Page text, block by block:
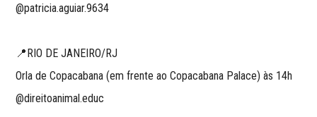
@patricia.aguiar.9634
📍RIO DE JANEIRO/RJ
Orla de Copacabana (em frente ao Copacabana Palace) às 14h
@direitoanimal.educ